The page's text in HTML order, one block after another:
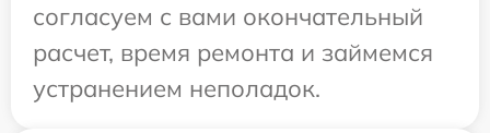
согласуем с вами окончательный
расчет, время ремонта и займемся
устранением неполадок.